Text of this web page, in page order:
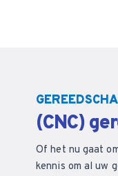
(CNC)
Of het nu gaat
kennis om al uw